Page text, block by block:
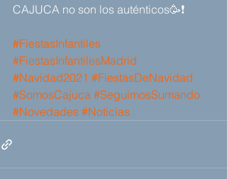
CAJUCA no son los auténticos🥳❗
#FiestasInfantiles
#FiestasInfantilesMadrid
#Navidad2021 #FiestasDeNavidad
#SomosCajuca #SeguimosSumando
#Novedades #Noticias